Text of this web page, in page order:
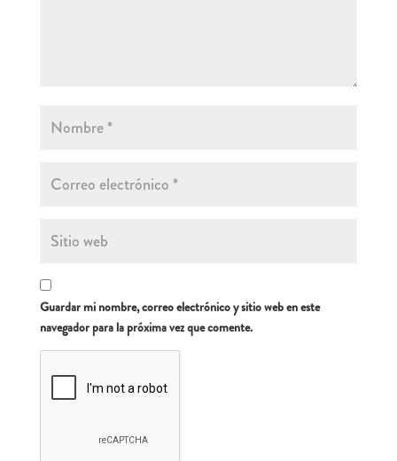
Guardar mi nombre, correo electrónico y sitio web en este
navegador para la próxima vez que comente.